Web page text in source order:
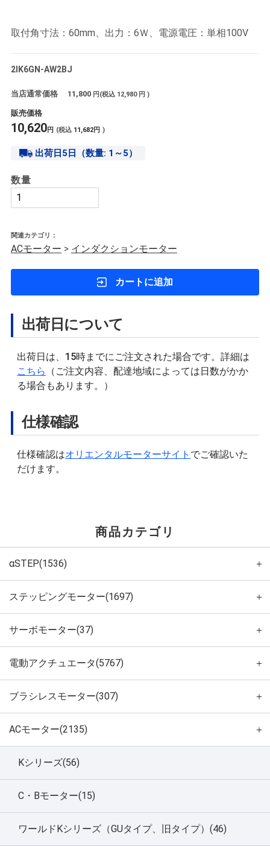
取付角寸法：60mm、出力：6Ｗ、電源電圧：単相100V
2IK6GN-AW2BJ
当店通常価格 11,800 円(税込 12,980 円 )
販売価格
10,620円 (税込 11,682円 )
出荷日5日（数量: 1～5）
数量
関連カテゴリ：
ACモーター > インダクションモーター
カートに追加
出荷日について
出荷日は、15時までにご注文された場合です。詳細は
こちら
（ご注文内容、配達地域によっては日数がかか
る場合もあります。）
仕様確認
仕様確認はオリエンタルモーターサイト でご確認いた
だけます。
商品カテゴリ
αSTEP(1536) ＋
ステッピングモーター(1697) ＋
サーボモーター(37) ＋
電動アクチュエータ(5767) ＋
ブラシレスモーター(307) ＋
ACモーター(2135) ＋
Kシリーズ(56)
C・Bモーター(15)
ワールドKシリーズ（GUタイプ、旧タイプ）(46)